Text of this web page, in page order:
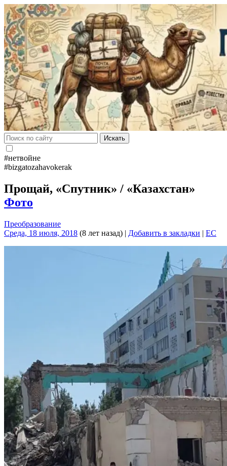
Искать
#нетвойне
#bizgatozahavokerak
Прощай, «Спутник» / «Казахстан»
Фото
Преобразование
Среда, 18 июля, 2018 (8 лет назад) | Добавить в закладки | EC